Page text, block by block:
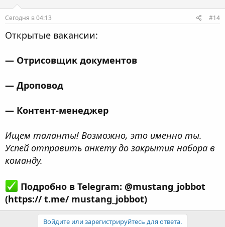
Сегодня в 04:13 #14
Открытые вакансии:
— Отрисовщик документов
— Дроповод
— Контент-менеджер
Ищем таланты! Возможно, это именно ты.
Успей отправить анкету до закрытия набора в
команду.
Подробно в Telegram: @mustang_jobbot
(https:// t.me/ mustang_jobbot)
Войдите или зарегистрируйтесь для ответа.